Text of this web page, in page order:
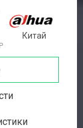
Китай